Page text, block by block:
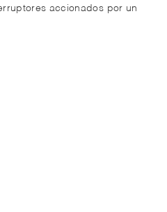
accionados por un